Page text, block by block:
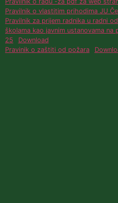
Pravilnik o vlastitim prihodima JU
Pravilnik za prijem radnika u radni
školama kao javnim ustanovama na
25
Download
Pravinik o zaštiti od požara